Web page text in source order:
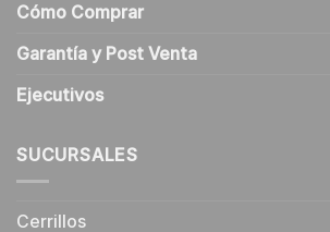
Cómo Comprar
Garantía y Post Venta
Ejecutivos
SUCURSALES
Cerrillos